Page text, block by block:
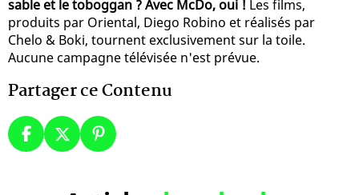
sable et le toboggan ? Avec McDo, oui ! Les films,
produits par Oriental, Diego Robino et réalisés par
Chelo & Boki, tournent exclusivement sur la toile.
Aucune campagne télévisée n'est prévue.
Partager ce Contenu